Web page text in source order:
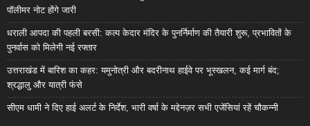
पॉलीमर नोट होंगे जारी
धराली आपदा की पहली बरसी: कल्प केदार मंदिर के पुनर्निर्माण की तैयारी शुरू, प्रभावितों के
पुनर्वास को मिलेगी नई रफ्तार
उत्तराखंड में बारिश का कहर: यमुनोत्री और बदरीनाथ हाईवे पर भूस्खलन, कई मार्ग बंद;
श्रद्धालु और यात्री फंसे
सीएम धामी ने दिए हाई अलर्ट के निर्देश, भारी वर्षा के मद्देनज़र सभी एजेंसियां रहें चौकन्नी